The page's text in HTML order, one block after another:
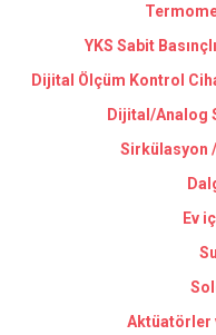
YKS Sabit
Dijital Ölçüm Kontrol
Dijital/Analog
Sirkülasyon
Ev
Aktüatörler